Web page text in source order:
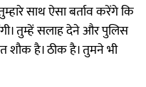
साथ ऐसा बर्ताव करेंगे कि
तुम्हें सलाह देने और पुलिस
है। ठीक है। तुमने भी